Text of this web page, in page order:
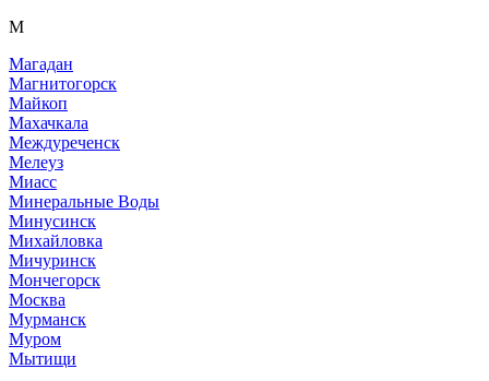
М
Магадан
Магнитогорск
Майкоп
Махачкала
Междуреченск
Мелеуз
Миасс
Минеральные Воды
Минусинск
Михайловка
Мичуринск
Мончегорск
Москва
Мурманск
Муром
Мытищи